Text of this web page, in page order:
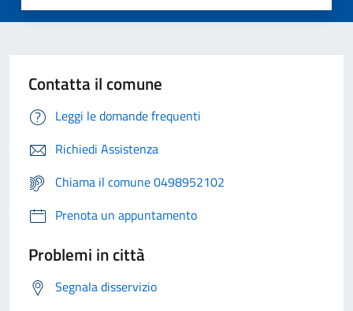
Contatta il comune
Leggi le domande frequenti
Richiedi Assistenza
Chiama il comune 0498952102
Prenota un appuntamento
Problemi in città
Segnala disservizio